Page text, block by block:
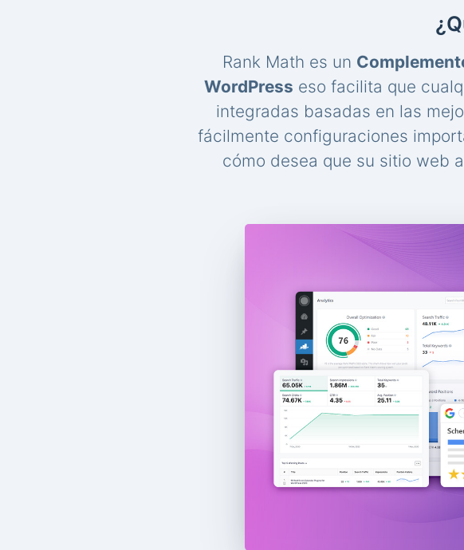
Rank Math es un
WordPress eso facilita que
integradas basadas en las
fácilmente configuraciones
cómo desea que su sitio web